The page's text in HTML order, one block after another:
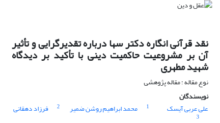
نقد قرآنی انگاره دکتر سها درباره تقدیرگرایی و تأثیر
آن بر مشروعیت حاکمیت دینی با تأکید بر دیدگاه
شهید مطهری
نوع مقاله : مقاله پژوهشی
نویسندگان
علی عربی آیسک
1 محمد ابراهیم روشن ضمیر 2 فرزاد دهقانی
3